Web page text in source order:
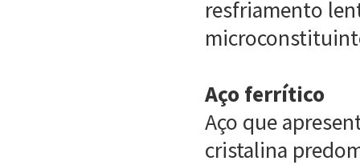
resfriamento
Aço ferrítico
Aço que
cristalina